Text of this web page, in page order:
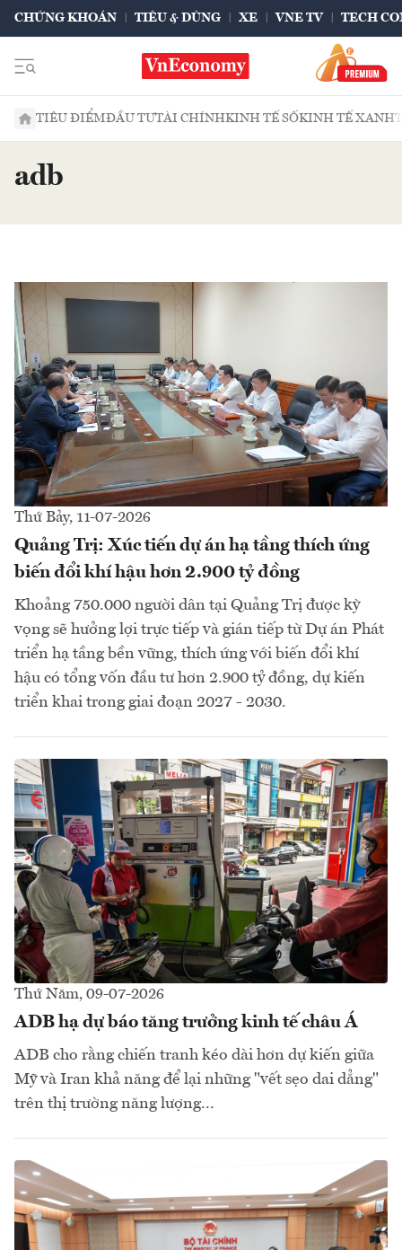
CHỨNG KHOÁN TIÊU & DÙNG XE VNE TV TECH
TIÊU ĐIỂMĐẦU TƯTÀI CHÍNHKINH TẾ SỐKINH TẾ XANH
adb
Thứ Bảy, 11-07-2026
Quảng Trị: Xúc tiến dự án hạ tầng thích ứng
biến đổi khí hậu hơn 2.900 tỷ đồng
Khoảng 750.000 người dân tại Quảng Trị được kỳ
vọng sẽ hưởng lợi trực tiếp và gián tiếp từ Dự án Phát
triển hạ tầng bền vững, thích ứng với biến đổi khí
hậu có tổng vốn đầu tư hơn 2.900 tỷ đồng, dự kiến
triển khai trong giai đoạn 2027 - 2030.
Thứ Năm, 09-07-2026
ADB hạ dự báo tăng trưởng kinh tế châu Á
ADB cho rằng chiến tranh kéo dài hơn dự kiến giữa
Mỹ và Iran khả năng để lại những "vết sẹo dai dẳng"
trên thị trường năng lượng...